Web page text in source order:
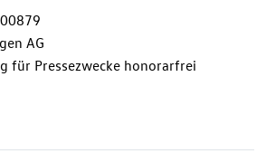
AG
für Pressezwecke honorarfrei